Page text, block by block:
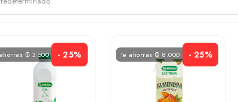
₲ 3.500 - 25% Te ahorras ₲ 8.000 - 25%